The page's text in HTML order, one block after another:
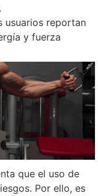
usuarios reportan
y fuerza
que el uso de
Por ello, es